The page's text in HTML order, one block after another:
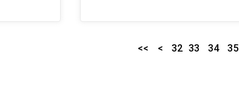
<< < 32 33 34 35